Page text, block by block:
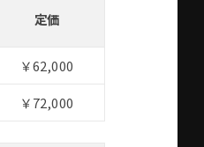
定価
￥62,000
￥72,000